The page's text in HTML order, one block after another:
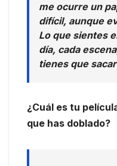
me ocurre un
difícil, aunque
Lo que sientes
día, cada
tienes que
¿Cuál es tu
que has doblado?